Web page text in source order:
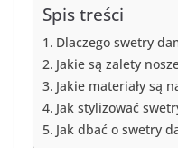
Spis treści
Dlaczego swetry
Jakie są zalety
Jakie materiały są
Jak stylizować
Jak dbać o swetry